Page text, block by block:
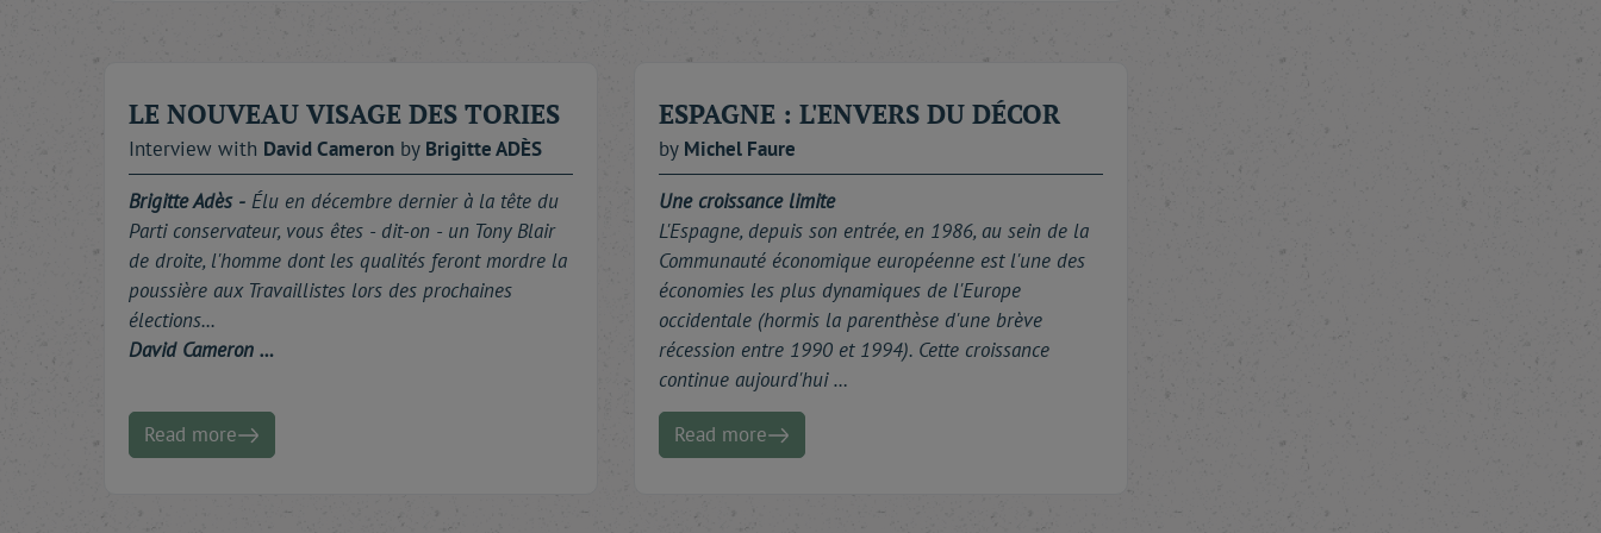
LE NOUVEAU VISAGE DES TORIES
Interview with DavidCameron by BrigitteADÈS
Brigitte Adès - Élu en décembre dernier à la tête du
Parti conservateur, vous êtes - dit-on - un Tony Blair
de droite, l'homme dont les qualités feront mordre la
poussière aux Travaillistes lors des prochaines
élections...
David Cameron …
Read more
ESPAGNE : L'ENVERS DU DÉCOR
by Michel Faure
Une croissance limite
L'Espagne, depuis son entrée, en 1986, au sein de la
Communauté économique européenne est l'une des
économies les plus dynamiques de l'Europe
occidentale (hormis la parenthèse d'une brève
récession entre 1990 et 1994). Cette croissance
continue aujourd'hui …
Read more